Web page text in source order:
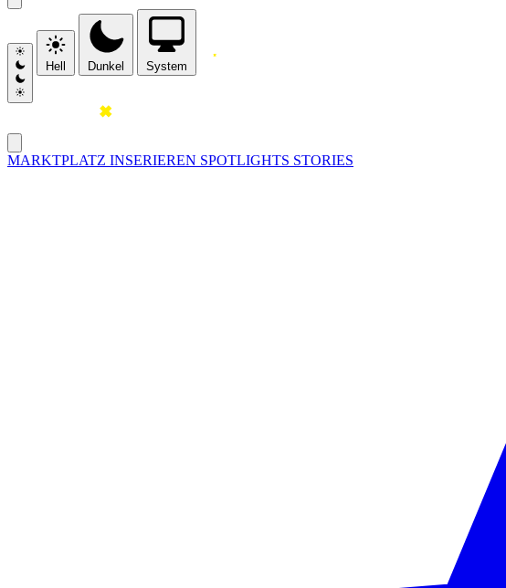
Hell Dunkel System
MARKTPLATZ INSERIEREN SPOTLIGHTS STORIES